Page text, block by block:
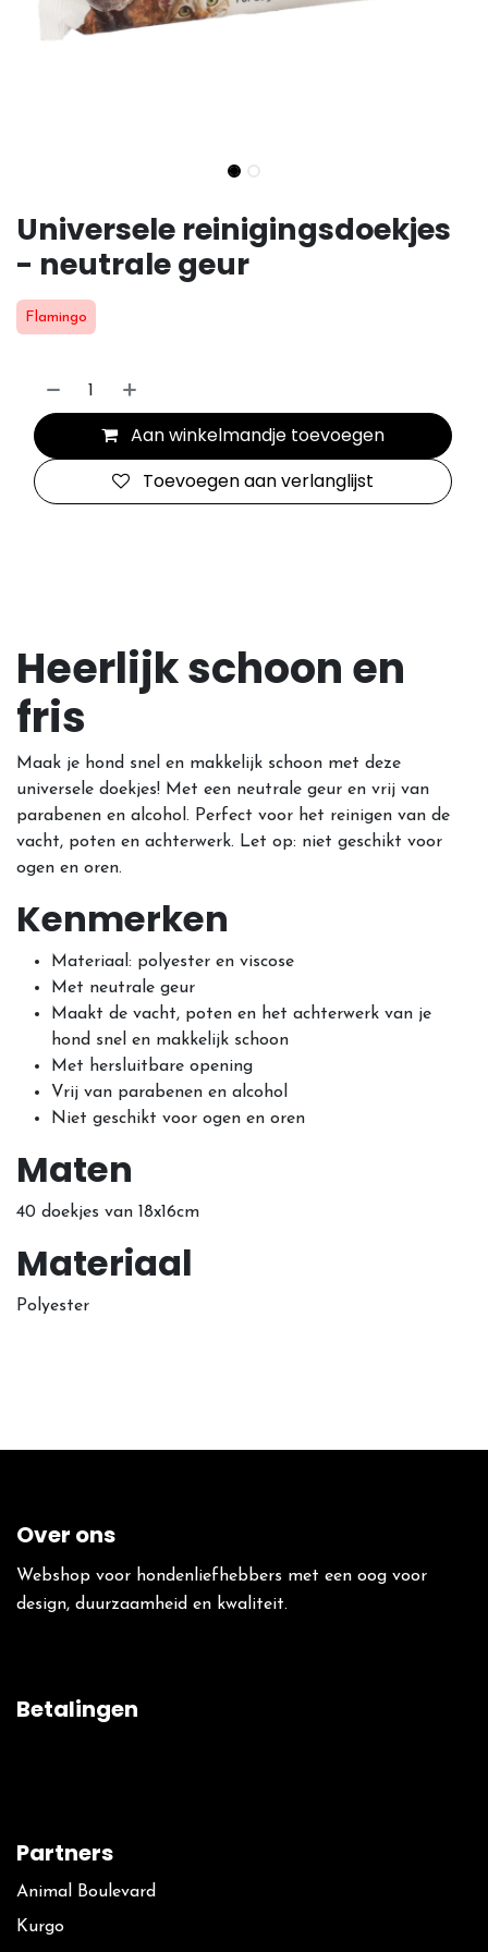
Universele reinigingsdoekjes
- neutrale geur
Flamingo
Aan winkelmandje toevoegen
Toevoegen aan verlanglijst
Heerlijk schoon en
fris
Maak je hond snel en makkelijk schoon met deze
universele doekjes! Met een neutrale geur en vrij van
parabenen en alcohol. Perfect voor het reinigen van de
vacht, poten en achterwerk. Let op: niet geschikt voor
ogen en oren.
Kenmerken
Materiaal: polyester en viscose
Met neutrale geur
Maakt de vacht, poten en het achterwerk van je
hond snel en makkelijk schoon
Met hersluitbare opening
Vrij van parabenen en alcohol
Niet geschikt voor ogen en oren
Maten
40 doekjes van 18x16cm
Materiaal
Polyester
Over ons
Webshop voor hondenliefhebbers met een oog voor
design, duurzaamheid en kwaliteit.
Betalingen
Partners
Animal Boulevard
Kurgo